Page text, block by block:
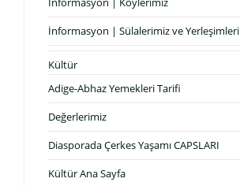
İnformasyon | Sülalerimiz ve Yerleşimleri
Kültür
Adige-Abhaz Yemekleri Tarifi
Değerlerimiz
Diasporada Çerkes Yaşamı CAPSLARI
Kültür Ana Sayfa